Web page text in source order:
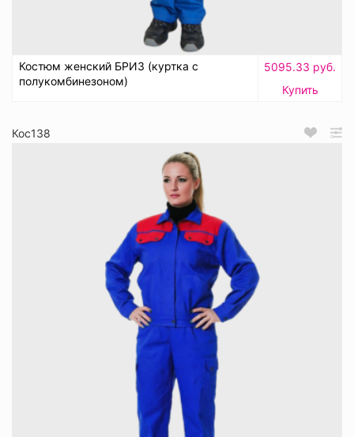
Костюм женский БРИЗ (куртка с
полукомбинезоном)
5095.33 руб.
Купить
Кос138